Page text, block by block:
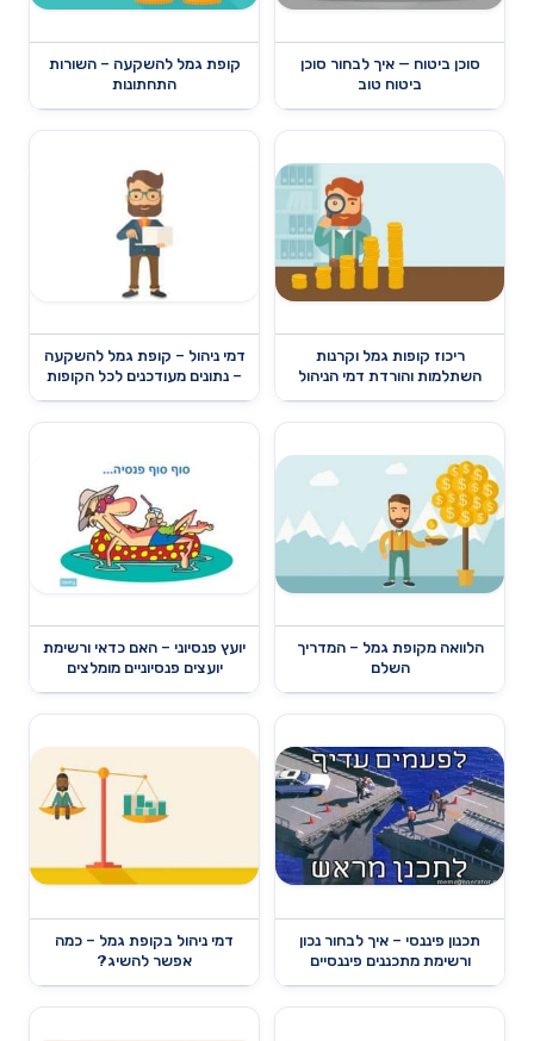
סוכן ביטוח — איך לבחור סוכן
ביטוח טוב
קופת גמל להשקעה – השורות
התחתונות
ריכוז קופות גמל וקרנות
השתלמות והורדת דמי הניהול
דמי ניהול – קופת גמל להשקעה
– נתונים מעודכנים לכל הקופות
הלוואה מקופת גמל – המדריך
השלם
יועץ פנסיוני – האם כדאי ורשימת
יועצים פנסיוניים מומלצים
תכנון פיננסי – איך לבחור נכון
ורשימת מתכננים פיננסיים
דמי ניהול בקופת גמל – כמה
אפשר להשיג?